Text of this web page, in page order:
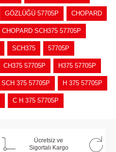
GÖZLÜĞÜ 57705P CHOPARD
CHOPARD SCH375 57705P
SCH375 57705P
CH375 57705P H375 57705P
SCH 375 57705P H 375 57705P
C H 375 57705P
Ücretsiz ve
Sigortalı Kargo